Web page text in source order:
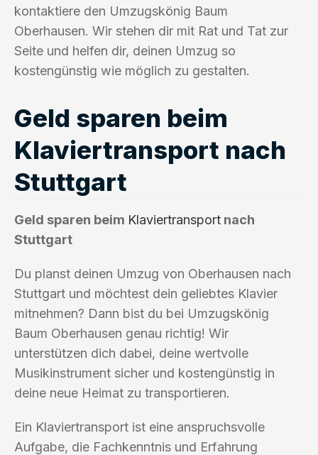
kontaktiere den Umzugskönig Baum
Oberhausen. Wir stehen dir mit Rat und Tat zur
Seite und helfen dir, deinen Umzug so
kostengünstig wie möglich zu gestalten.
Geld sparen beim
Klaviertransport nach
Stuttgart
Geld sparen beim Klaviertransport nach
Stuttgart
Du planst deinen Umzug von Oberhausen nach
Stuttgart und möchtest dein geliebtes Klavier
mitnehmen? Dann bist du bei Umzugskönig
Baum Oberhausen genau richtig! Wir
unterstützen dich dabei, deine wertvolle
Musikinstrument sicher und kostengünstig in
deine neue Heimat zu transportieren.
Ein Klaviertransport ist eine anspruchsvolle
Aufgabe, die Fachkenntnis und Erfahrung